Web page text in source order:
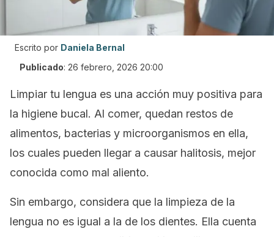
Escrito por Daniela Bernal
Publicado: 26 febrero, 2026 20:00
Limpiar tu lengua es una acción muy positiva para
la higiene bucal. Al comer, quedan restos de
alimentos, bacterias y microorganismos en ella,
los cuales pueden llegar a causar halitosis, mejor
conocida como mal aliento.
Sin embargo, considera que la limpieza de la
lengua no es igual a la de los dientes. Ella cuenta